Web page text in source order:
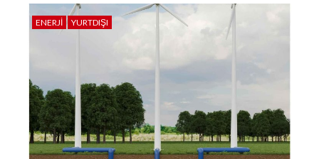
ENERJI YURTDIŞI